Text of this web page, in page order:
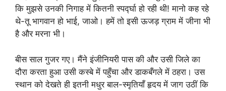
कि मुझसे उनकी निगाह में कितनी स्पर्द्घा हो रही थी! मानो कह रहे
थे-तू भागवान हो भाई, जाओ। हमें तो इसी ऊजड़ ग्राम में जीना भी
है और मरना भी।
बीस साल गुजर गए। मैंने इंजीनियरी पास की और उसी जिले का
दौरा करता हुआ उसी कस्बे में पहुँचा और डाकबँगले में ठहरा। उस
स्थान को देखते ही इतनी मधुर बाल-स्मृतियाँ हृदय में जाग उठीं कि